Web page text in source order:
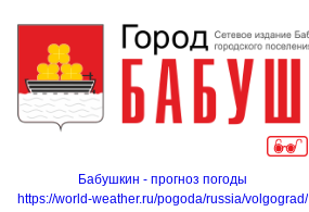
Бабушкин - прогноз погоды
https://world-weather.ru/pogoda/russia/volgograd/